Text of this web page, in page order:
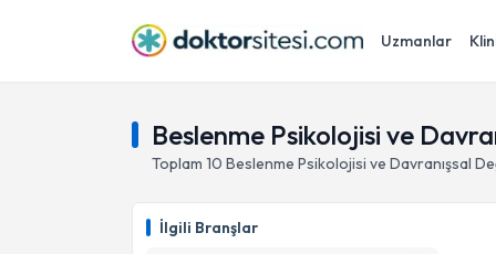
Uzmanlar
Beslenme Psikolojisi ve
Toplam 10 Beslenme Psikolojisi ve Davranışsal
İlgili Branşlar